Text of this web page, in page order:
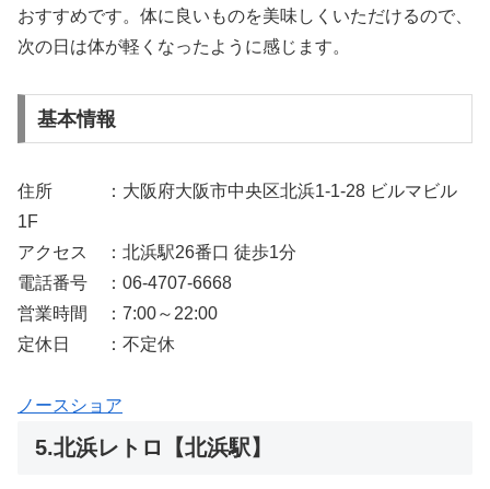
おすすめです。体に良いものを美味しくいただけるので、
次の日は体が軽くなったように感じます。
基本情報
住所 ：大阪府大阪市中央区北浜1-1-28 ビルマビル
1F
アクセス ：北浜駅26番口 徒歩1分
電話番号 ：06-4707-6668
営業時間 ：7:00～22:00
定休日 ：不定休
ノースショア
5.北浜レトロ【北浜駅】